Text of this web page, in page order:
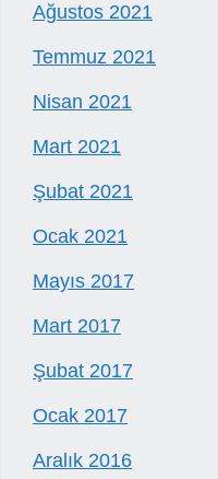
Ağustos 2021
Temmuz 2021
Nisan 2021
Mart 2021
Şubat 2021
Ocak 2021
Mayıs 2017
Mart 2017
Şubat 2017
Ocak 2017
Aralık 2016